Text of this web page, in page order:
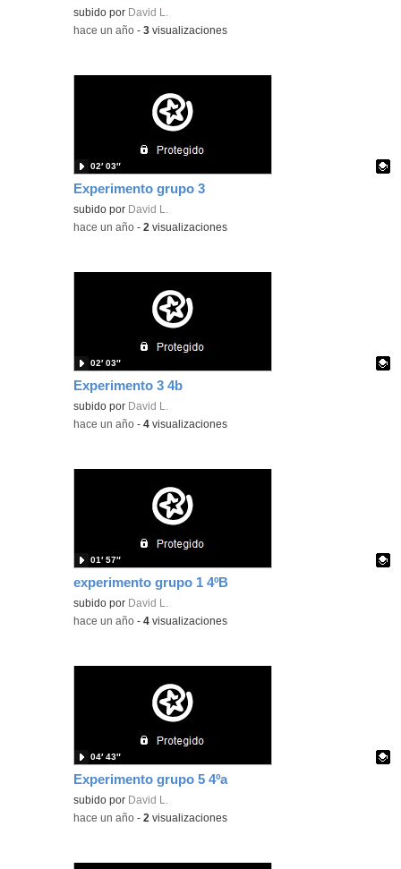
Contenido educativo.
subido por David L.
-hace un año -3 visualizaciones
Experimento grupo 3
Contenido educativo.
subido por David L.
02′ 03″
-hace un año -2 visualizaciones
Experimento 3 4b
Contenido educativo.
subido por David L.
02′ 03″
-hace un año -4 visualizaciones
experimento grupo 1 4ºB
Contenido educativo.
subido por David L.
01′ 57″
-hace un año -4 visualizaciones
Experimento grupo 5 4ºa
Contenido educativo.
subido por David L.
04′ 43″
-hace un año -2 visualizaciones